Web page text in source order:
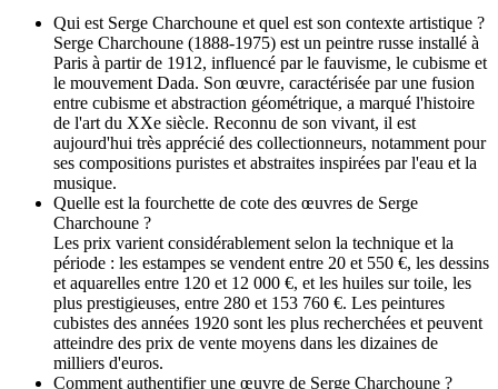
Qui est Serge Charchoune et quel est son contexte artistique ?
Serge Charchoune (1888-1975) est un peintre russe installé à
Paris à partir de 1912, influencé par le fauvisme, le cubisme et
le mouvement Dada. Son œuvre, caractérisée par une fusion
entre cubisme et abstraction géométrique, a marqué l'histoire
de l'art du XXe siècle. Reconnu de son vivant, il est
aujourd'hui très apprécié des collectionneurs, notamment pour
ses compositions puristes et abstraites inspirées par l'eau et la
musique.
Quelle est la fourchette de cote des œuvres de Serge
Charchoune ?
Les prix varient considérablement selon la technique et la
période : les estampes se vendent entre 20 et 550 €, les dessins
et aquarelles entre 120 et 12 000 €, et les huiles sur toile, les
plus prestigieuses, entre 280 et 153 760 €. Les peintures
cubistes des années 1920 sont les plus recherchées et peuvent
atteindre des prix de vente moyens dans les dizaines de
milliers d'euros.
Comment authentifier une œuvre de Serge Charchoune ?